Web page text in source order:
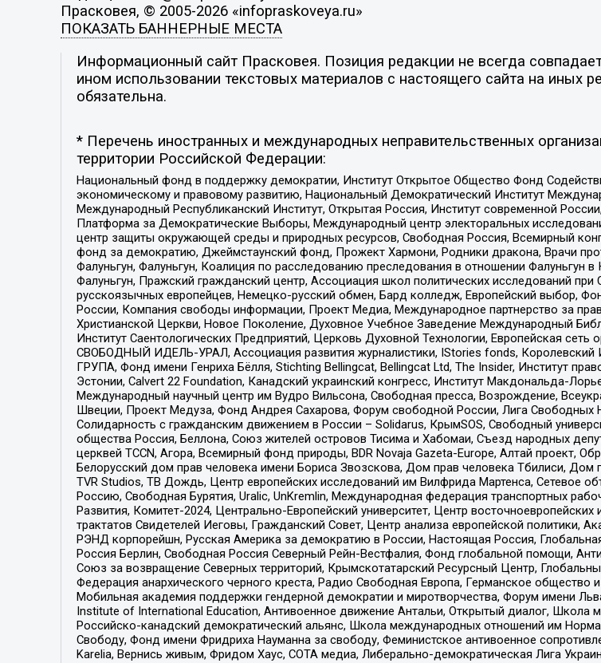
Прасковея, © 2005-2026 «infopraskoveya.ru»
ПОКАЗАТЬ БАННЕРНЫЕ МЕСТА
Информационный сайт Прасковея. Позиция редакции не всегда
ином использовании текстовых материалов с настоящего сайта на иных
обязательна.
* Перечень иностранных и международных неправительственных
территории Российской Федерации:
Национальный фонд в поддержку демократии, Институт Открытое Общество Фонд
экономическому и правовому развитию, Национальный Демократический Институт
Международный Республиканский Институт, Открытая Россия, Институт современной
Платформа за Демократические Выборы, Международный центр электоральных
центр защиты окружающей среды и природных ресурсов, Свободная Россия, Всемирный
фонд за демократию, Джеймстаунский фонд, Прожект Хармони, Родники дракона, Врачи
Фалуньгун, Фалуньгун, Коалиция по расследованию преследования в отношении Фалуньгун
Фалуньгун, Пражский гражданский центр, Ассоциация школ политических исследований
русскоязычных европейцев, Немецко-русский обмен, Бард колледж, Европейский выбор,
России, Компания свободы информации, Проект Медиа, Международное партнерство за
Христианской Церкви, Новое Поколение, Духовное Учебное Заведение Международный
Институт Саентологических Предприятий, Церковь Духовной Технологии, Европейская
СВОБОДНЫЙ ИДЕЛЬ-УРАЛ, Ассоциация развития журналистики, IStories fonds,
ГРУПА, Фонд имени Генриха Бёлля, Stichting Bellingcat, Bellingcat Ltd, The Insider, Институт
Эстонии, Calvert 22 Foundation, Канадский украинский конгресс, Институт Макдональда-
Международный научный центр им Вудро Вильсона, Свободная пресса, Возрождение,
Швеции, Проект Медуза, Фонд Андрея Сахарова, Форум свободной России, Лига
Солидарность с гражданским движением в России – Solidarus, КрымSOS, Свободный
общества Россия, Беллона, Союз жителей островов Тисима и Хабомаи, Съезд народных
церквей TCCN, Агора, Всемирный фонд природы, BDR Novaja Gazeta-Europe, Алтай проект,
Белорусский дом прав человека имени Бориса Звозскова, Дом прав человека Тбилиси,
TVR Studios, ТВ Дождь, Центр европейских исследований им Вилфрида Мартенса, Сетевое
Россию, Свободная Бурятия, Uralic, UnKremlin, Международная федерация транспортных
Развития, Комитет-2024, Центрально-Европейский университет, Центр
трактатов Свидетелей Иеговы, Гражданский Совет, Центр анализа европейской политики,
РЭНД корпорейшн, Русская Америка за демократию в России, Настоящая Россия,
Россия Берлин, Свободная Россия Северный Рейн-Вестфалия, Фонд глобальной помощи,
Союз за возвращение Северных территорий, Крымскотатарский Ресурсный Центр,
Федерация анархического черного креста, Радио Свободная Европа, Германское
Мобильная академия поддержки гендерной демократии и миротворчества, Форум имени
Institute of International Education, Антивоенное движение Антальи, Открытый диалог, Школа
Российско-канадский демократический альянс, Школа международных отношений им
Свободу, Фонд имени Фридриха Науманна за свободу, Феминистское антивоенное
Karelia, Вернись живым, Фридом Хаус, СОТА медиа, Либерально-демократическая Лига